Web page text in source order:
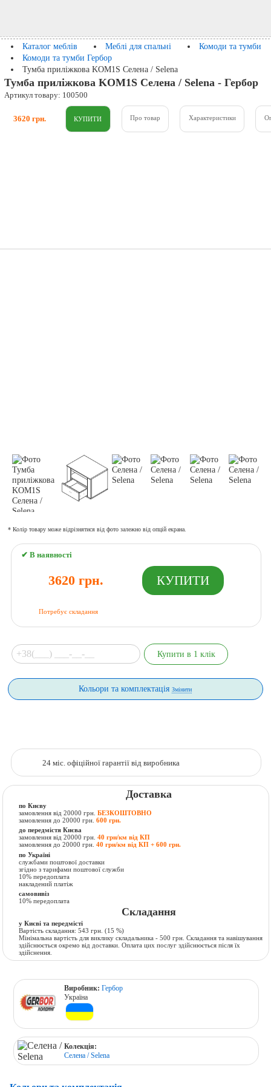
Каталог меблів Меблі для спальні
Комоди та тумби
Комоди та тумби Гербор
Тумба приліжкова KOM1S Селена / Selena
Тумба приліжкова KOM1S Селена / Selena - Гербор
Артикул товару: 100500
3620 грн. Про товар Характеристики
* Колір товару може відрізнятися від фото залежно від опцій екрана.
✔ В наявності
3620 грн.
Потребує складання
Кольори та комплектаціяЗмінити
24 міс. офіційної гарантії від виробника
Доставка
по Києву
замовлення від 20000 грн.БЕЗКОШТОВНО
замовлення до 20000 грн.600 грн.
до передмістя Києва
замовлення від 20000 грн.40 грн/км від КП
замовлення до 20000 грн.40 грн/км від КП + 600 грн.
по Україні
службами поштової доставки
згідно з тарифами поштової служби
10% передоплата
накладений платіж
самовивіз
10% передоплата
Складання
у Києві та передмісті
Вартість складання:543 грн. (15 %)
Мінімальна вартість для виклику складальника - 500 грн. Складання та навішування
здійснюється окремо від доставки. Оплата цих послуг здійснюється після їх
здійснення.
Виробник:Гербор
Україна
Колекція:
Селена / Selena